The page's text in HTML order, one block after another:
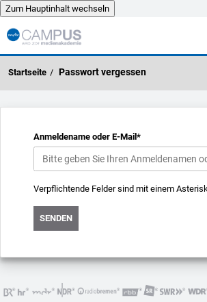
Zum Hauptinhalt wechseln
Zum Hauptinhalt wechseln
Passwort vergessen
Anmeldename oder E-Mail *
Verpflichtende Felder sind mit einem